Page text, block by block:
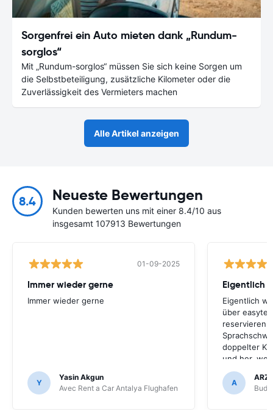
Sorgenfrei ein Auto mieten dank „Rundum-
sorglos“
Mit „Rundum-sorglos“ müssen Sie sich keine Sorgen um
die Selbstbeteiligung, zusätzliche Kilometer oder die
Zuverlässigkeit des Vermieters machen
Alle Artikel anzeigen
8.4 Neueste Bewertungen
Kunden bewerten uns mit einer 8.4/10 aus
insgesamt 107913 Bewertungen
01-09-2025
Immer wieder gerne
Immer wieder gerne
Y
Yasin Akgun
Avec Rent a Car Antalya Flughafen
Eigentlich
Eigentlich
über
reservieren.
doppelter
und her,
ich
weil die
A